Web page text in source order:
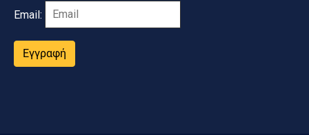
Email:
Εγγραφή